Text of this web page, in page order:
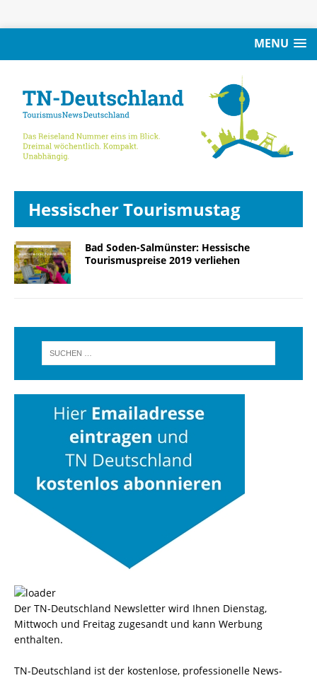
MENU
Hessischer Tourismustag
Bad Soden-Salmünster: Hessische
Tourismuspreise 2019 verliehen
Der TN-Deutschland Newsletter wird Ihnen Dienstag,
Mittwoch und Freitag zugesandt und kann Werbung
enthalten.
TN-Deutschland ist der kostenlose, professionelle News-